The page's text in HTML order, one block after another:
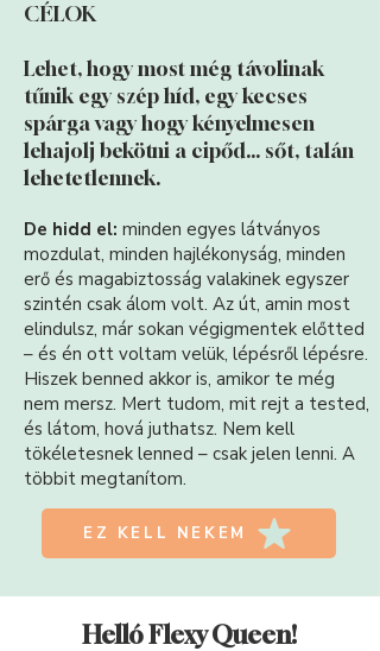
CÉLOK
Lehet, hogy most még távolinak
tűnik egy szép híd, egy kecses
spárga vagy hogy kényelmesen
lehajolj bekötni a cipőd... sőt, talán
lehetetlennek.
De hidd el: minden egyes látványos
mozdulat, minden hajlékonyság, minden
erő és magabiztosság valakinek egyszer
szintén csak álom volt. Az út, amin most
elindulsz, már sokan végigmentek előtted
– és én ott voltam velük, lépésről lépésre.
Hiszek benned akkor is, amikor te még
nem mersz. Mert tudom, mit rejt a tested,
és látom, hová juthatsz. Nem kell
tökéletesnek lenned – csak jelen lenni. A
többit megtanítom.
EZ KELL NEKEM
Helló Flexy Queen!